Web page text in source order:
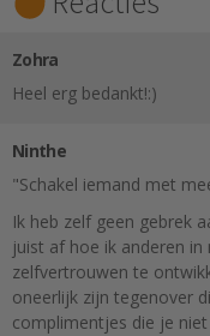
Zohra
Heel erg bedankt!:)
Ninthe
"Schakel iemand met
Ik heb zelf geen gebrek
juist af hoe ik anderen
zelfvertrouwen te
oneerlijk zijn tegenover
complimentjes die je